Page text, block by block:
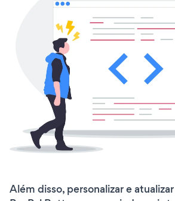
Além disso, personalizar e